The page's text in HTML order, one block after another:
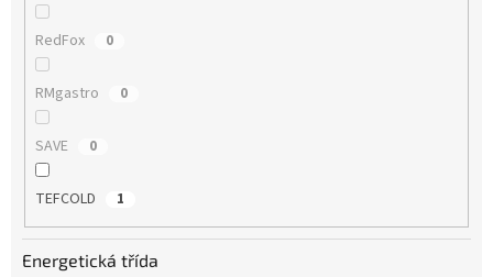
RedFox 0
RMgastro 0
SAVE 0
TEFCOLD 1
Energetická třída